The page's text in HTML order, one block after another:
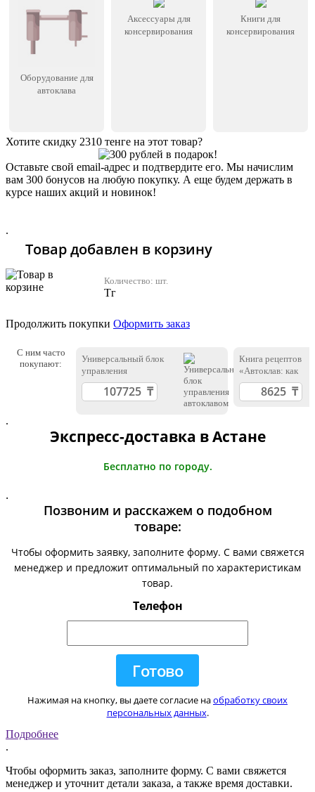
Оборудование для
автоклава
Аксессуары для
консервирования
Книги для
консервирования
Хотите скидку 2310 тенге на этот товар?
Оставьте свой email-адрес и подтвердите его. Мы начислим
вам 300 бонусов на любую покупку. А еще будем держать в
курсе наших акций и новинок!
.
Товар добавлен в корзину
Количество: шт.
Тг
Продолжить покупки Оформить заказ
С ним часто
покупают:
Универсальный блок
управления
автоклавом
Книга рецептов
«Автоклав: как
правильно
тушенку и другие
.
Экспресс-доставка в Астане
Бесплатно по городу.
.
Позвоним и расскажем о подобном
товаре:
Чтобы оформить заявку, заполните форму. С вами свяжется
менеджер и предложит оптимальный по характеристикам
товар.
Телефон
Нажимая на кнопку, вы даете согласие наобработку своих
персональных данных.
Подробнее
.
Чтобы оформить заказ, заполните форму. С вами свяжется
менеджер и уточнит детали заказа, а также время доставки.